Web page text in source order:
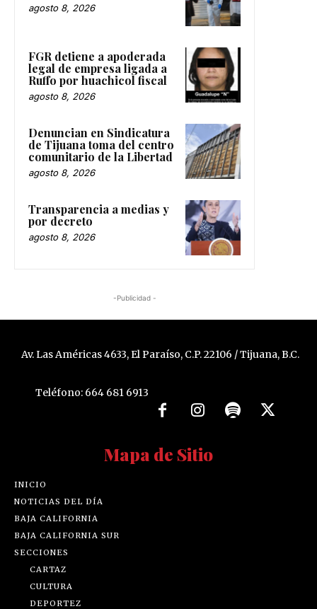
agosto 8, 2026
FGR detiene a apoderada
legal de empresa ligada a
Ruffo por huachicol fiscal
agosto 8, 2026
Denuncian en Sindicatura
de Tijuana toma del centro
comunitario de la Libertad
agosto 8, 2026
Transparencia a medias y
por decreto
agosto 8, 2026
-Publicidad -
Av. Las Américas 4633, El Paraíso, C.P. 22106 / Tijuana, B.C.
Teléfono: 664 681 6913
Mapa de Sitio
INICIO
NOTICIAS DEL DÍA
BAJA CALIFORNIA
BAJA CALIFORNIA SUR
SECCIONES
CARTAZ
CULTURA
DEPORTEZ